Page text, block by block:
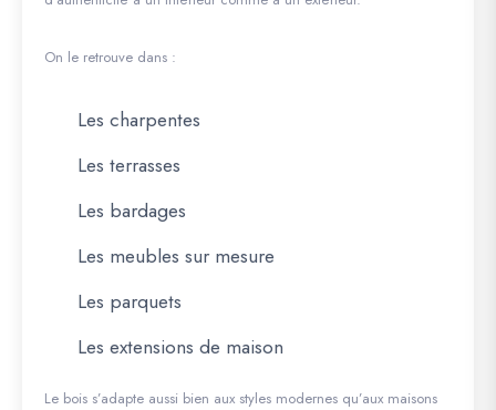
On le retrouve dans :
Les charpentes
Les terrasses
Les bardages
Les meubles sur mesure
Les parquets
Les extensions de maison
Le bois s’adapte aussi bien aux styles modernes qu’aux maisons